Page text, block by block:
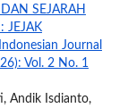
SEJARAH
JEJAK
Indonesian Journal
Vol. 2 No. 1
Andik Isdianto,